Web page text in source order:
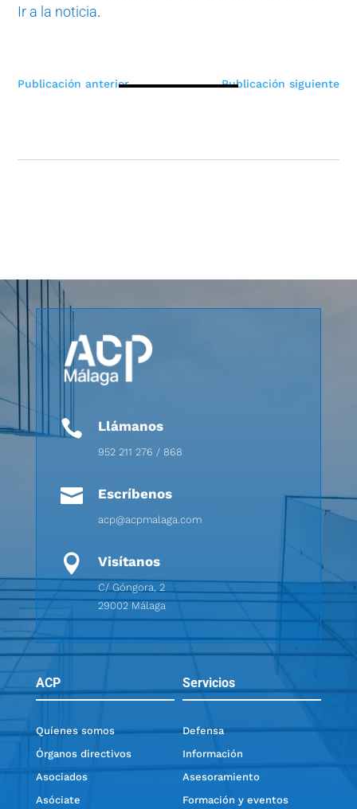
Ir a la noticia.
Navegación
Publicación anterior Publicación siguiente
 Llámanos
952 211 276 / 868
 Escríbenos
acp@acpmalaga.com
 Visítanos
C/ Góngora, 2
29002 Málaga
ACP Servicios
Quíenes somos
Órganos directivos
Asociados
Asóciate
Defensa
Información
Asesoramiento
Formación y eventos